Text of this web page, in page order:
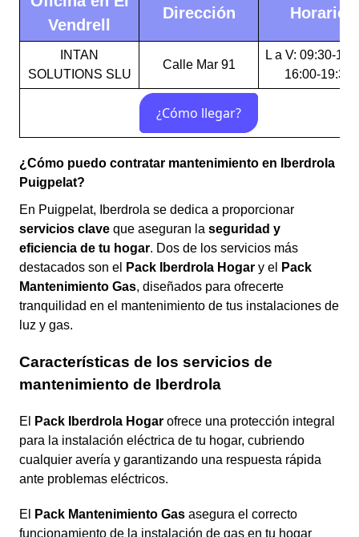
Vendrell
Dirección Horario
INTAN
SOLUTIONS SLU
Calle Mar 91
L a V: 09:30-
16:00-19:30
¿Cómo puedo contratar mantenimiento en Iberdrola
Puigpelat?
En Puigpelat, Iberdrola se dedica a proporcionar
servicios clave que aseguran la seguridad y
eficiencia de tu hogar. Dos de los servicios más
destacados son el
Pack Iberdrola Hogar y el
Pack
Mantenimiento Gas, diseñados para ofrecerte
tranquilidad en el mantenimiento de tus instalaciones de
luz y gas.
Características de los servicios de
mantenimiento de Iberdrola
El Pack Iberdrola Hogar ofrece una protección integral
para la instalación eléctrica de tu hogar, cubriendo
cualquier avería y garantizando una respuesta rápida
ante problemas eléctricos.
El Pack Mantenimiento Gas asegura el correcto
funcionamiento de la instalación de gas en tu hogar